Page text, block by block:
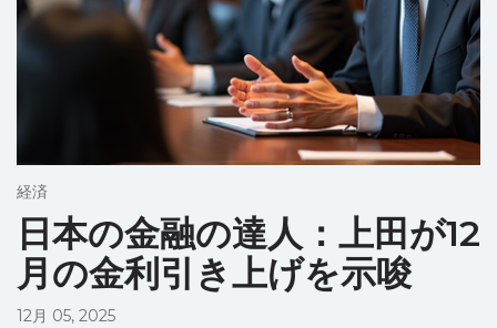
経済
日本の金融の達人：上田が12
月の金利引き上げを示唆
12月 05, 2025